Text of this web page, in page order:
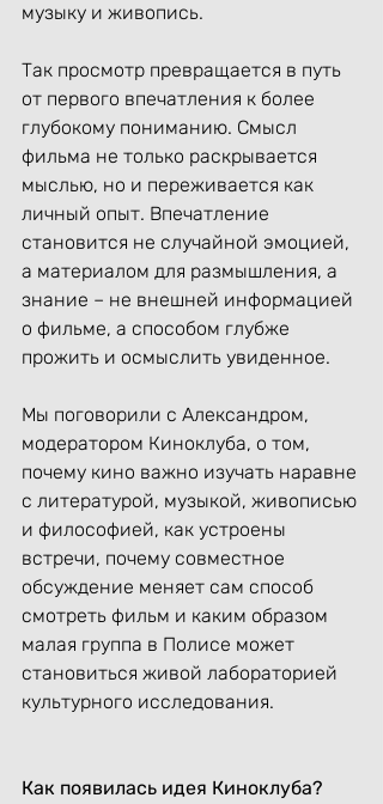
музыку и живопись.
Так просмотр превращается в путь
от первого впечатления к более
глубокому пониманию. Смысл
фильма не только раскрывается
мыслью, но и переживается как
личный опыт. Впечатление
становится не случайной эмоцией,
а материалом для размышления, а
знание – не внешней информацией
о фильме, а способом глубже
прожить и осмыслить увиденное.
Мы поговорили с Александром,
модератором Киноклуба, о том,
почему кино важно изучать наравне
с литературой, музыкой, живописью
и философией, как устроены
встречи, почему совместное
обсуждение меняет сам способ
смотреть фильм и каким образом
малая группа в Полисе может
становиться живой лабораторией
культурного исследования.
Как появилась идея Киноклуба?